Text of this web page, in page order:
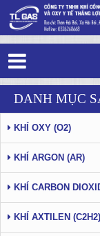
Tag 4 - 39:
DANH MỤC
KHÍ OXY (O2)
KHÍ ARGON (AR)
KHÍ CARBON
KHÍ AXTILEN (C2H2)